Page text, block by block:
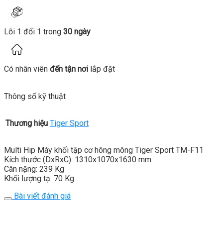
Lỗi 1 đổi 1 trong 30 ngày
Có nhân viên đến tận nơi lắp đặt
Thông số kỹ thuật
Thương hiệu Tiger Sport
Multi Hip Máy khối tập cơ hông mông Tiger Sport TM-F11
Kích thước (DxRxC): 1310x1070x1630 mm
Cân nặng: 239 Kg
Khối lượng tạ: 70 Kg
Bài viết đánh giá